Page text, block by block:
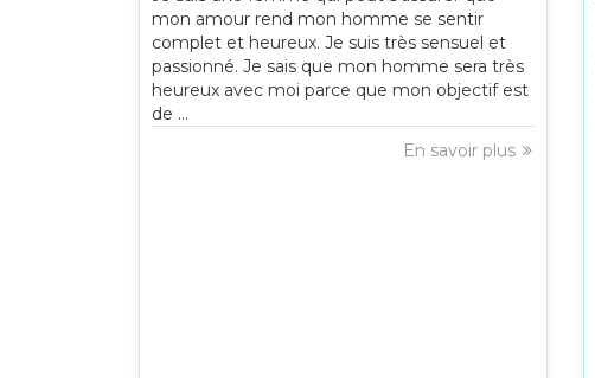
mon amour rend mon homme se sentir
complet et heureux. Je suis très sensuel et
passionné. Je sais que mon homme sera très
heureux avec moi parce que mon objectif est
de ...
En savoir plus